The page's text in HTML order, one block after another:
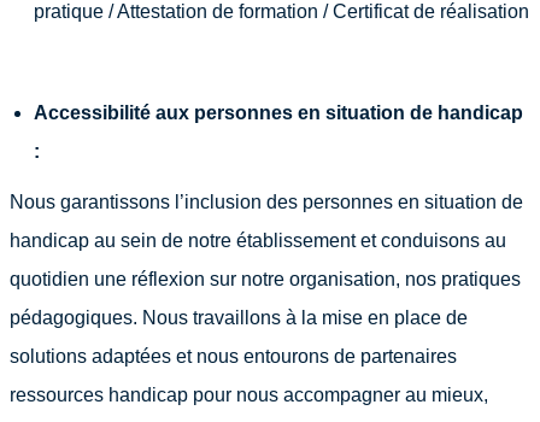
pratique / Attestation de formation / Certificat de réalisation
Accessibilité aux personnes en situation de handicap
:
Nous garantissons l’inclusion des personnes en situation de
handicap au sein de notre établissement et conduisons au
quotidien une réflexion sur notre organisation, nos pratiques
pédagogiques. Nous travaillons à la mise en place de
solutions adaptées et nous entourons de partenaires
ressources handicap pour nous accompagner au mieux,